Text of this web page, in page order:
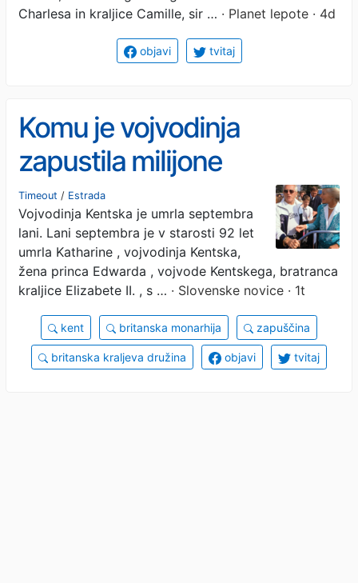
Charlesa in kraljice Camille, sir … · Planet lepote · 4d
objavi tvitaj
Komu je vojvodinja
zapustila milijone
Timeout / Estrada
Vojvodinja Kentska je umrla septembra
lani. Lani septembra je v starosti 92 let
umrla Katharine , vojvodinja Kentska,
žena princa Edwarda , vojvode Kentskega, bratranca
kraljice Elizabete II. , s … · Slovenske novice · 1t
kent britanska monarhija zapuščina
britanska kraljeva družina objavi tvitaj